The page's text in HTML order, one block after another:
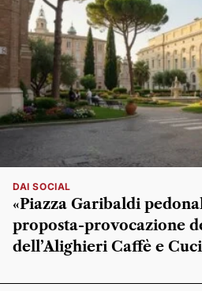
DAI SOCIAL
«Piazza Garibaldi
proposta-provocazione
dell’Alighieri Caffè e